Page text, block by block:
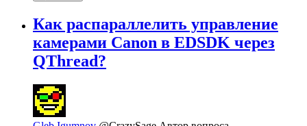
Как распараллелить управление
камерами Canon в EDSDK через
QThread?